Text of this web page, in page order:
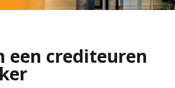
een crediteuren